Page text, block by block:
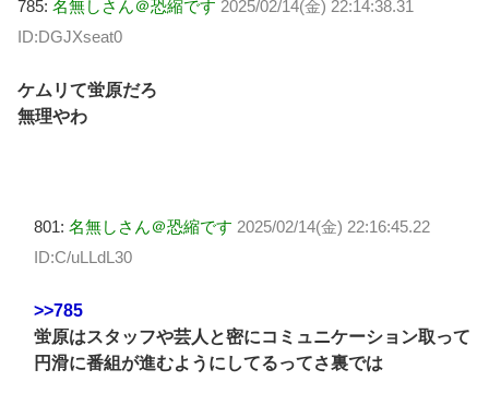
785: 名無しさん＠恐縮です 2025/02/14(金) 22:14:38.31
ID:DGJXseat0
ケムリて蛍原だろ
無理やわ
801: 名無しさん＠恐縮です 2025/02/14(金) 22:16:45.22
ID:C/uLLdL30
>>785
蛍原はスタッフや芸人と密にコミュニケーション取って
円滑に番組が進むようにしてるってさ裏では